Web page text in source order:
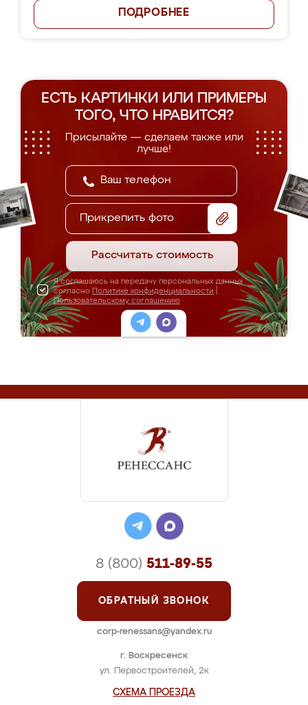
ПОДРОБНЕЕ
ЕСТЬ КАРТИНКИ ИЛИ ПРИМЕРЫ
ТОГО, ЧТО НРАВИТСЯ?
Присылайте — сделаем также или
лучше!
Прикрепить фото
Рассчитать стоимость
Я соглашаюсь на передачу персональных данных
согласно Политике конфиденциальности
Пользовательскому соглашению
г. Воскресенск
ул. Первостроителей, 2к
СХЕМА ПРОЕЗДА
8 (800) 511-89-55
ОБРАТНЫЙ ЗВОНОК
corp-renessans@yandex.ru